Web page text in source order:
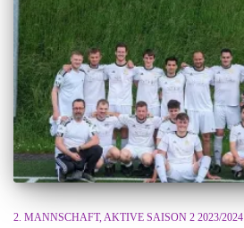
2. MANNSCHAFT AKTIVE SAISON 2 2023/2024